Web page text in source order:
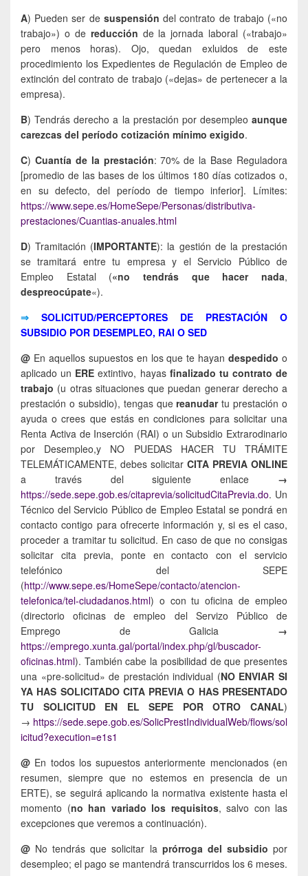
A) Pueden ser de suspensión del contrato de trabajo («no
trabajo») o de reducción de la jornada laboral («trabajo»
pero menos horas). Ojo, quedan exluidos de este
procedimiento los Expedientes de Regulación de Empleo de
extinción del contrato de trabajo («dejas» de pertenecer a la
empresa).
B) Tendrás derecho a la prestación por desempleo aunque
carezcas del período cotización mínimo exigido.
C) Cuantía de la prestación: 70% de la Base Reguladora
[promedio de las bases de los últimos 180 días cotizados o,
en su defecto, del período de tiempo inferior]. Límites:
https://www.sepe.es/HomeSepe/Personas/distributiva-
prestaciones/Cuantias-anuales.html
D) Tramitación (IMPORTANTE): la gestión de la prestación
se tramitará entre tu empresa y el Servicio Público de
Empleo Estatal («no tendrás que hacer nada,
despreocúpate«).
⇒ SOLICITUD/PERCEPTORES DE PRESTACIÓN O
SUBSIDIO POR DESEMPLEO, RAI O SED
@ En aquellos supuestos en los que te hayan despedido o
aplicado un ERE extintivo, hayas finalizado tu contrato de
trabajo (u otras situaciones que puedan generar derecho a
prestación o subsidio), tengas quereanudartu prestación o
ayuda o crees que estás en condiciones para solicitar una
Renta Activa de Inserción (RAI) o un Subsidio Extrarodinario
por Desempleo,y NO PUEDAS HACER TU TRÁMITE
TELEMÁTICAMENTE, debes solicitar CITA PREVIA ONLINE
a través del siguiente enlace →
https://sede.sepe.gob.es/citaprevia/solicitudCitaPrevia.do. Un
Técnico del Servicio Público de Empleo Estatal se pondrá en
contacto contigo para ofrecerte información y, si es el caso,
proceder a tramitar tu solicitud. En caso de que no consigas
solicitar cita previa, ponte en contacto con el servicio
telefónico del SEPE
(http://www.sepe.es/HomeSepe/contacto/atencion-
telefonica/tel-ciudadanos.html) o con tu oficina de empleo
(directorio oficinas de empleo del Servizo Público de
Emprego de Galicia →
https://emprego.xunta.gal/portal/index.php/gl/buscador-
oficinas.html). También cabe la posibilidad de que presentes
una «pre-solicitud» de prestación individual (NO ENVIAR SI
YA HAS SOLICITADO CITA PREVIA O HAS PRESENTADO
TU SOLICITUD EN EL SEPE POR OTRO CANAL)
→ https://sede.sepe.gob.es/SolicPrestIndividualWeb/flows/sol
icitud?execution=e1s1
@ En todos los supuestos anteriormente mencionados (en
resumen, siempre que no estemos en presencia de un
ERTE), se seguirá aplicando la normativa existente hasta el
momento (no han variado los requisitos, salvo con las
excepciones que veremos a continuación).
@ No tendrás que solicitar la prórroga del subsidio por
desempleo; el pago se mantendrá transcurridos los 6 meses.